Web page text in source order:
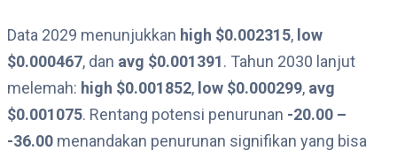
Data 2029 menunjukkan high $0.002315, low
$0.000467, dan avg $0.001391. Tahun 2030 lanjut
melemah: high $0.001852, low $0.000299, avg
$0.001075. Rentang potensi penurunan -20.00 –
-36.00 menandakan penurunan signifikan yang bisa